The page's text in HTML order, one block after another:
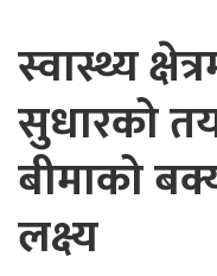
स्वास्थ्य
सुधारको
बीमाको
लक्ष्य